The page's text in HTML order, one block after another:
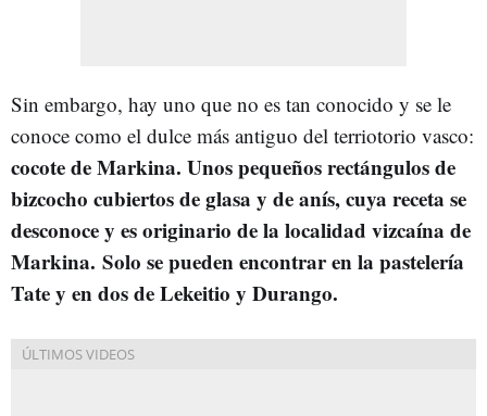
Sin embargo, hay uno que no es tan conocido y se le
conoce como el dulce más antiguo del terriotorio vasco:
cocote de Markina. Unos pequeños rectángulos de
bizcocho cubiertos de glasa y de anís, cuya receta se
desconoce y es originario de la localidad vizcaína de
Markina. Solo se pueden encontrar en la pastelería
Tate y en dos de Lekeitio y Durango.